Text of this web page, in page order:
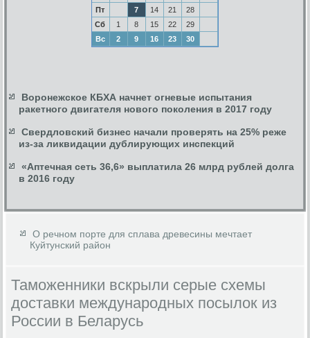
Пт
7 14 21
28
Сб
1 8 15 22
29
Вс
2 9 16 23 30
Воронежское КБХА начнет огневые испытания
ракетного двигателя нового поколения в 2017 году
Свердловский бизнес начали проверять на 25% реже
из-за ликвидации дублирующих инспекций
«Аптечная сеть 36,6» выплатила 26 млрд рублей долга
в 2016 году
О речном порте для сплава древесины мечтает
Куйтунский район
Таможенники вскрыли серые схемы
доставки международных посылок из
России в Беларусь